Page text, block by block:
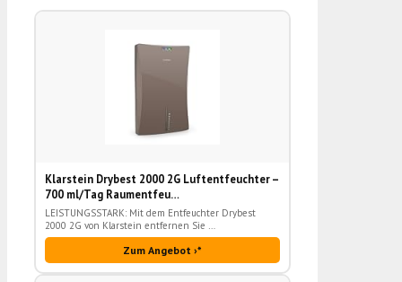
Klarstein Drybest 2000 2G Luftentfeuchter –
700 ml/Tag Raumentfeu…
LEISTUNGSSTARK: Mit dem Entfeuchter Drybest
2000 2G von Klarstein entfernen Sie …
Zum Angebot ›*